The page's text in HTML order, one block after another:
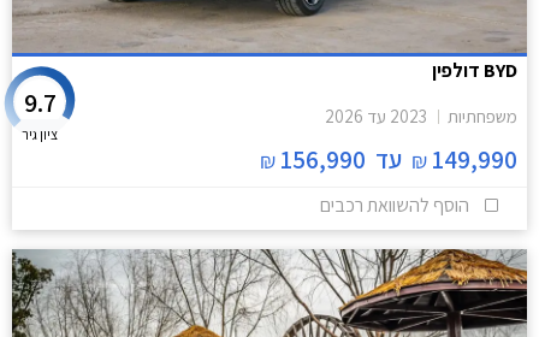
BYD דולפין
משפחתיות 2023 עד 2026
149,990
₪ עד 156,990
₪
9.7
ציון גיר
הוסף להשוואת רכבים